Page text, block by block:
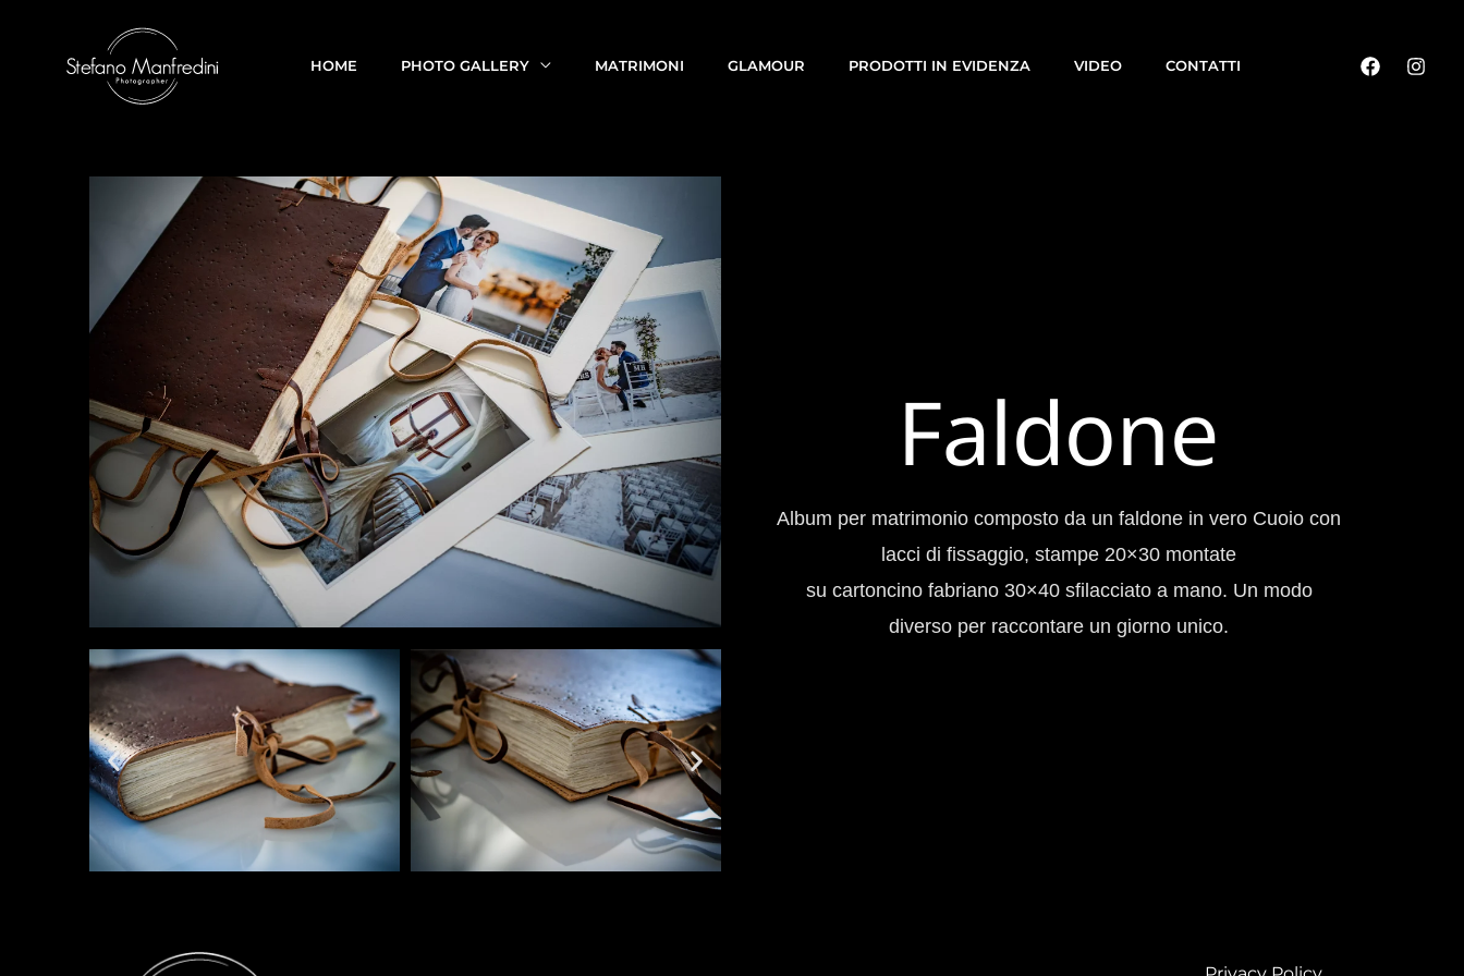
HOME PHOTO GALLERY MATRIMONI GLAMOUR PRODOTTI IN EVIDENZA VIDEO CONTATTI
Faldone
Album per matrimonio composto da un faldone in vero Cuoio con
lacci di fissaggio, stampe 20×30 montate
su cartoncino fabriano 30×40 sfilacciato a mano. Un modo
diverso per raccontare un giorno unico.